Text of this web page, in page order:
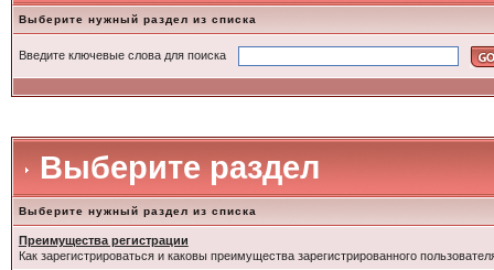
Выберите нужный раздел из списка
Введите ключевые слова для поиска
Выберите раздел
Выберите нужный раздел из списка
Преимущества регистрации
Как зарегистрироваться и каковы преимущества зарегистрированного